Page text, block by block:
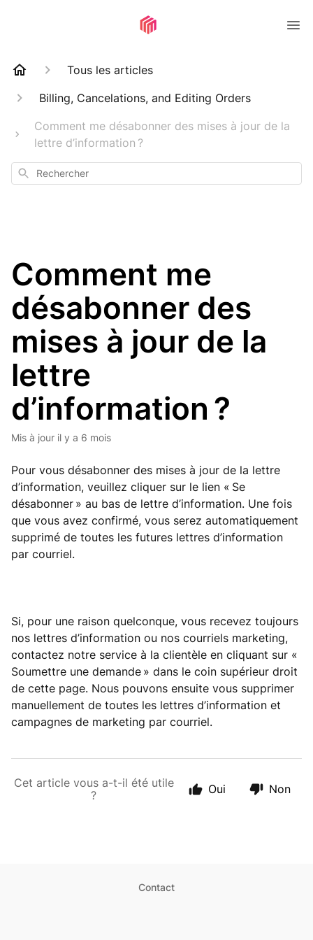
Tous les articles
Billing, Cancelations, and Editing Orders
Comment me désabonner des mises à jour de la
lettre d’information ?
Rechercher
Comment me
désabonner des
mises à jour de la
lettre
d’information ?
Mis à jour il y a 6 mois
Pour vous désabonner des mises à jour de la lettre
d’information, veuillez cliquer sur le lien « Se
désabonner » au bas de lettre d’information. Une fois
que vous avez confirmé, vous serez automatiquement
supprimé de toutes les futures lettres d’information
par courriel.
Si, pour une raison quelconque, vous recevez toujours
nos lettres d’information ou nos courriels marketing,
contactez notre service à la clientèle en cliquant sur «
Soumettre une demande » dans le coin supérieur droit
de cette page. Nous pouvons ensuite vous supprimer
manuellement de toutes les lettres d’information et
campagnes de marketing par courriel.
Cet article vous a-t-il été utile
?
Oui Non
Contact